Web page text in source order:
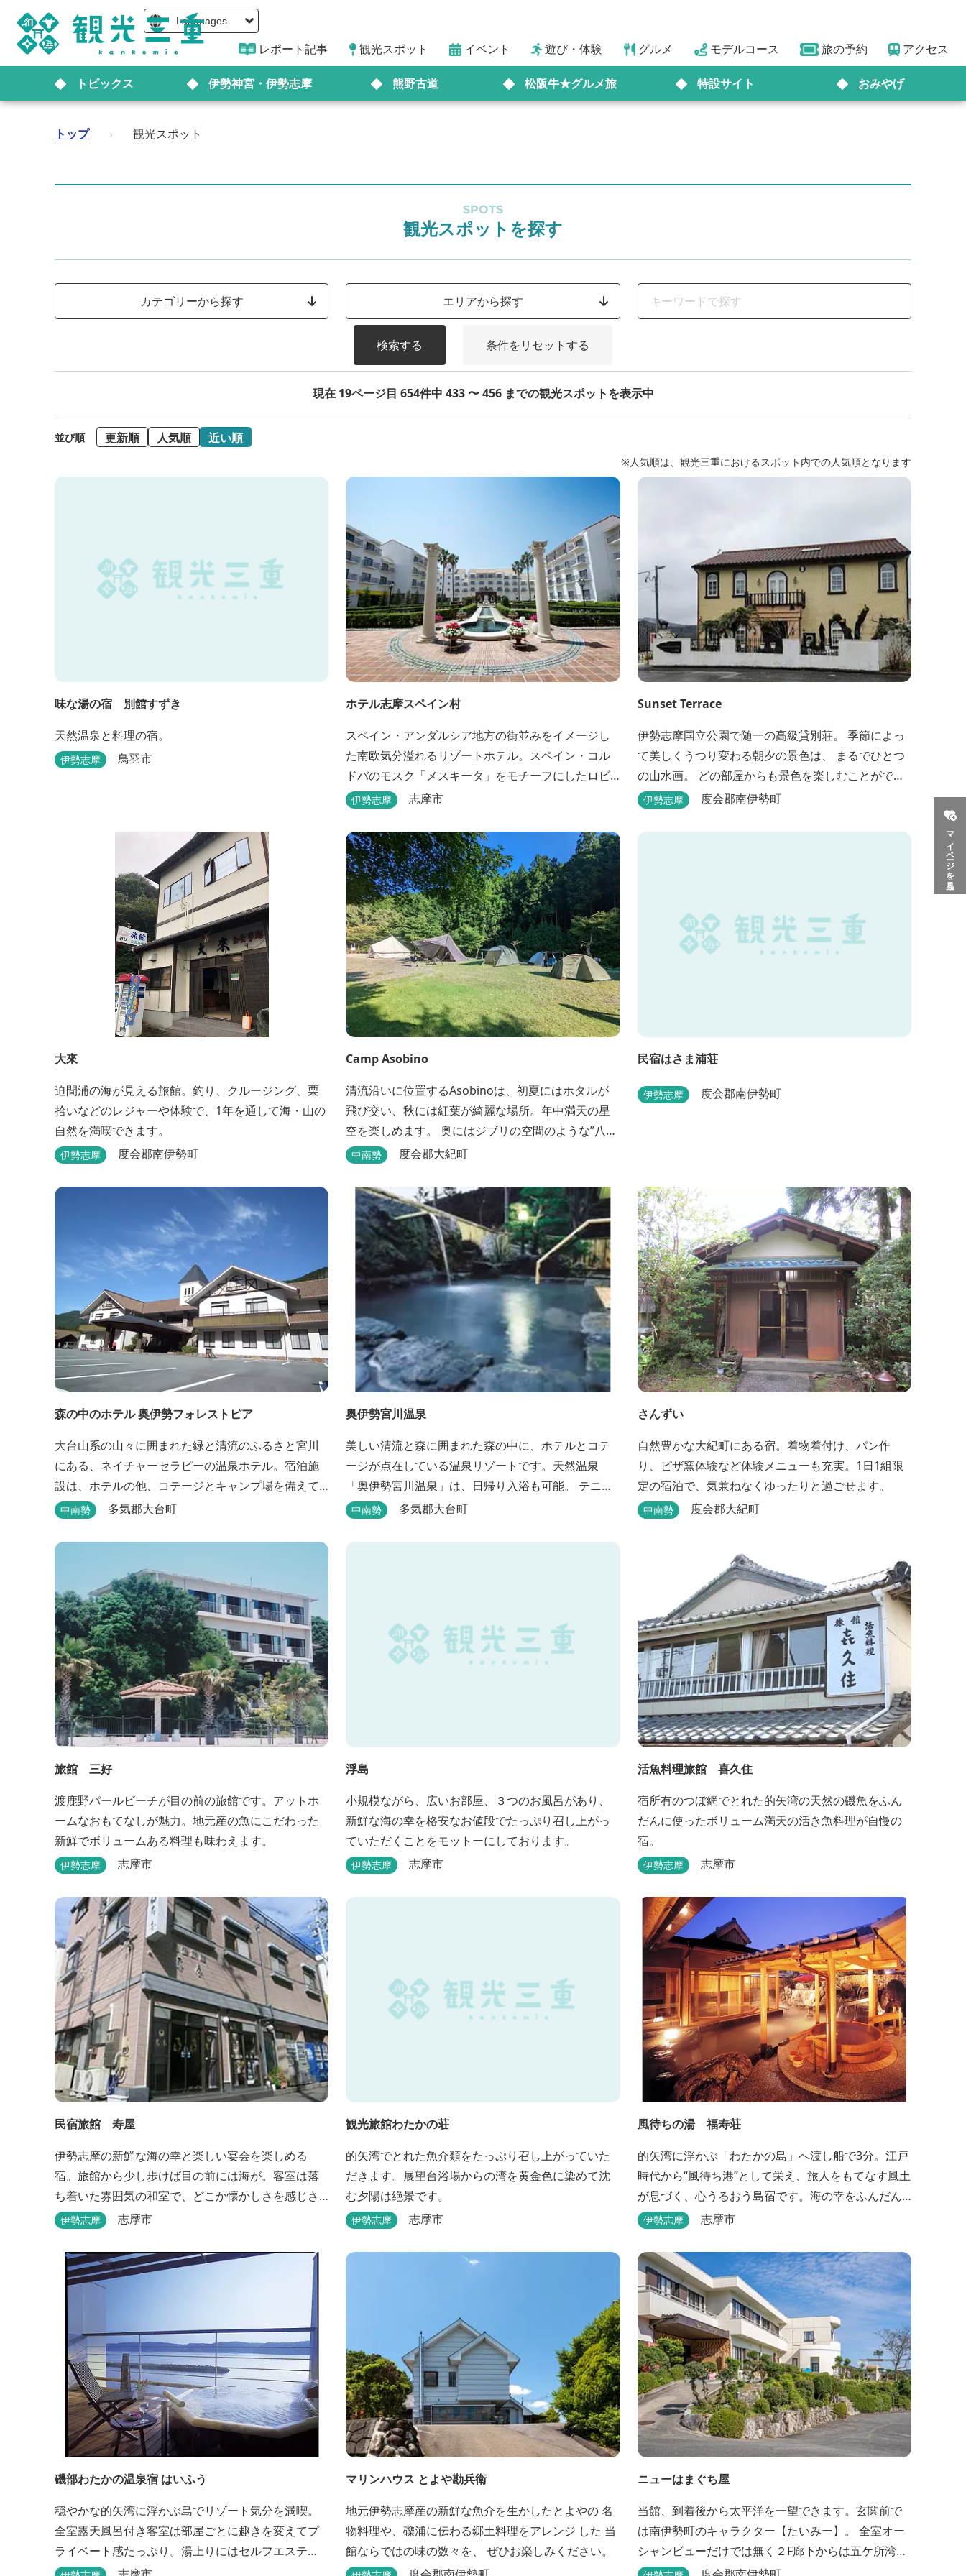
Languages
レポート記事 観光スポット イベント 遊び・体験 グルメ モデルコース 旅の予約 アクセス
トピックス 伊勢神宮・伊勢志摩 熊野古道 松阪牛★グルメ旅 特設サイト おみやげ
マイページを見る
トップ › 観光スポット
SPOTS
観光スポットを探す
カテゴリーから探す エリアから探す
検索する 条件をリセットする
現在 19ページ目 654件中 433 〜 456 までの観光スポットを表示中
並び順 更新順 人気順 近い順
※人気順は、観光三重におけるスポット内での人気順となります
味な湯の宿 別館すずき
天然温泉と料理の宿。
伊勢志摩 鳥羽市
ホテル志摩スペイン村
スペイン・アンダルシア地方の街並みをイメージし
た南欧気分溢れるリゾートホテル。スペイン・コル
ドバのモスク「メスキータ」をモチーフにしたロビ
ーは天井がとても高く、見るものを圧倒します。客
街を再現しており、ホテル内を散策するだけでも異
国感を満喫できます。 スペインの雰囲気が溢れた客
室やパークの夢の続きが見られるキャラクタールー
ム、最大6名様まで...
伊勢志摩 志摩市
Sunset Terrace
伊勢志摩国立公園で随一の高級貸別荘。 季節によっ
て美しくうつり変わる朝夕の景色は、 まるでひとつ
の山水画。 どの部屋からも景色を楽しむことができ
ます。 大切な友人や家族と、最高のひとときを。 1
イベートでご利用いただけます。
伊勢志摩 度会郡南伊勢町
大來
迫間浦の海が見える旅館。釣り、クルージング、栗
拾いなどのレジャーや体験で、1年を通して海・山の
自然を満喫できます。
伊勢志摩 度会郡南伊勢町
Camp Asobino
清流沿いに位置するAsobinoは、初夏にはホタルが
飛び交い、秋には紅葉が綺麗な場所。年中満天の星
空を楽しめます。 奥にはジブリの空間のような”八重
谷湧水”、 他にも小さい鍾乳洞ですが太古を想像させ
wi-fi完備。テントサウナもご利用いただけます。 ま
た近くには廃校を活用した「阿曽温泉」もありま
す。
中南勢 度会郡大紀町
民宿はさま浦荘
伊勢志摩 度会郡南伊勢町
森の中のホテル 奥伊勢フォレストピア
大台山系の山々に囲まれた緑と清流のふるさと宮川
にある、ネイチャーセラピーの温泉ホテル。宿泊施
設は、ホテルの他、コテージとキャンプ場を備えて
います。 施設内に宮川の支流が流れ、川遊びができ
ープでもアクティビティを楽しめます。 ディナーは
併設の「レストラン アンジュ」にて、地元の食材を
ていねいに調理したフレンチフルコースをお召し上
がりい...
中南勢 多気郡大台町
奥伊勢宮川温泉
美しい清流と森に囲まれた森の中に、ホテルとコテ
ージが点在している温泉リゾートです。天然温泉
「奥伊勢宮川温泉」は、日帰り入浴も可能。 テニス
やフィールドアスレチック・川遊び・ウォーキン
節の野草を月替メニューの野草風呂と打たせ湯で思
中南勢 多気郡大台町
さんずい
自然豊かな大紀町にある宿。着物着付け、パン作
り、ピザ窯体験など体験メニューも充実。1日1組限
定の宿泊で、気兼ねなくゆったりと過ごせます。
中南勢 度会郡大紀町
旅館 三好
渡鹿野パールビーチが目の前の旅館です。アットホ
ームなおもてなしが魅力。地元産の魚にこだわった
新鮮でボリュームある料理も味わえます。
伊勢志摩 志摩市
浮島
小規模ながら、広いお部屋、３つのお風呂があり、
新鮮な海の幸を格安なお値段でたっぷり召し上がっ
ていただくことをモットーにしております。
伊勢志摩 志摩市
活魚料理旅館 喜久住
宿所有のつぼ網でとれた的矢湾の天然の磯魚をふん
だんに使ったボリューム満天の活き魚料理が自慢の
宿。
伊勢志摩 志摩市
民宿旅館 寿屋
伊勢志摩の新鮮な海の幸と楽しい宴会を楽しめる
宿。旅館から少し歩けば目の前には海が。客室は落
ち着いた雰囲気の和室で、どこか懐かしさを感じさ
せてくれます。
伊勢志摩 志摩市
観光旅館わたかの荘
的矢湾でとれた魚介類をたっぷり召し上がっていた
だきます。展望台浴場からの湾を黄金色に染めて沈
む夕陽は絶景です。
伊勢志摩 志摩市
風待ちの湯 福寿荘
的矢湾に浮かぶ「わたかの島」へ渡し船で3分。江戸
時代から“風待ち港”として栄え、旅人をもてなす風土
が息づく、心うるおう島宿です。海の幸をふんだん
に使ったボリューム満点の会席料理が自慢。肌にや
摩最大級の庭園露天風呂です。
伊勢志摩 志摩市
磯部わたかの温泉宿 はいふう
穏やかな的矢湾に浮かぶ島でリゾート気分を満喫。
全室露天風呂付き客室は部屋ごとに趣きを変えてプ
ライベート感たっぷり。湯上りにはセルフエステ
を。伊勢志摩の旬を濃縮した創作和会席をダイニン
マリンハウス とよや勘兵衛
地元伊勢志摩産の新鮮な魚介を生かしたとよやの 名
物料理や、礫浦に伝わる郷土料理をアレンジ した 当
館ならではの味の数々を、 ぜひお楽しみください。
ニューはまぐち屋
当館、到着後から太平洋を一望できます。玄関前で
は南伊勢町のキャラクター【たいみー】。 全室オー
シャンビューだけでは無く２F廊下からは五ケ所湾、
礫浦を一望でき船は勿論の事、養殖筏や釣り堀筏な